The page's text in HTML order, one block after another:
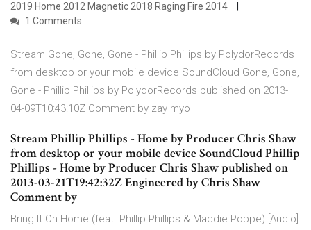
2019 Home 2012 Magnetic 2018 Raging Fire 2014
1 Comments
Stream Gone, Gone, Gone - Phillip Phillips by PolydorRecords
from desktop or your mobile device SoundCloud Gone, Gone,
Gone - Phillip Phillips by PolydorRecords published on 2013-
04-09T10:43:10Z Comment by zay myo
Stream Phillip Phillips - Home by Producer Chris Shaw
from desktop or your mobile device SoundCloud Phillip
Phillips - Home by Producer Chris Shaw published on
2013-03-21T19:42:32Z Engineered by Chris Shaw
Comment by
Bring It On Home (feat. Phillip Phillips & Maddie Poppe) [Audio]